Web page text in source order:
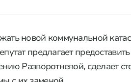
новой коммунальной
предлагает
Разворотневой, сделает